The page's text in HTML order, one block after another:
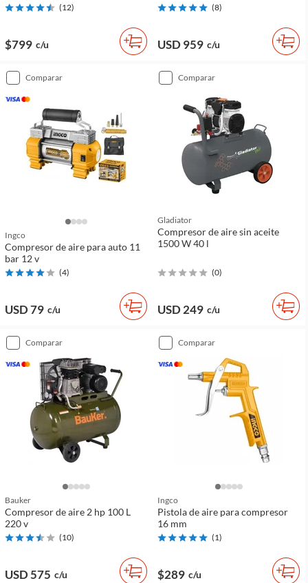
(12)
$799 c/u
(8)
USD 959 c/u
comparar
Ingco
Compresor de aire para auto 11
bar 12 v
(4)
USD 79 c/u
comparar
Gladiator
Compresor de aire sin aceite
1500 W 40 l
(0)
USD 249 c/u
comparar
Bauker
Compresor de aire 2 hp 100 L
220 v
(10)
USD 575 c/u
comparar
Ingco
Pistola de aire para compresor
16 mm
(1)
$289 c/u